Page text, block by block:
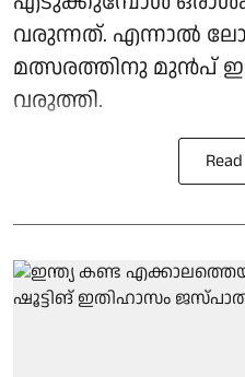
വരുന്നത്. എന്നാൽ
മത്സരത്തിനു മുൻപ് ഈ
വരുത്തി.